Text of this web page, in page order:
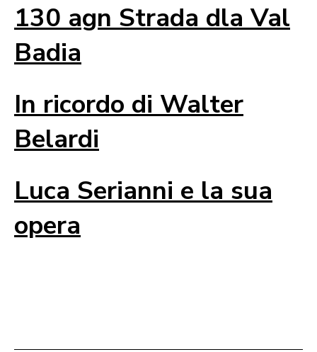
130 agn Strada dla Val
Badia
In ricordo di Walter
Belardi
Luca Serianni e la sua
opera